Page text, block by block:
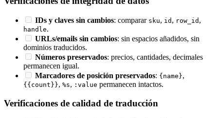
IDs y claves sin cambios: comparar sku, id , row_id ,
handle.
URLs/emails sin cambios: sin espacios añadidos, sin
dominios traducidos.
Números preservados: precios, cantidades, decimales
permanecen igual.
Marcadores de posición preservados: {name},
{{count}}, %s, :value permanecen intactos.
Verificaciones de calidad de traducción